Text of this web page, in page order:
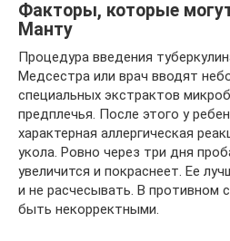
Факторы, которые
Манту
Процедура введения
Медсестра или врач вводят
специальных экстрактов
предплечья. После этого у
характерная аллергическая
укола. Ровно через три дня
увеличится и покраснеет. Ее
и не расчесывать. В противном
быть некорректными.